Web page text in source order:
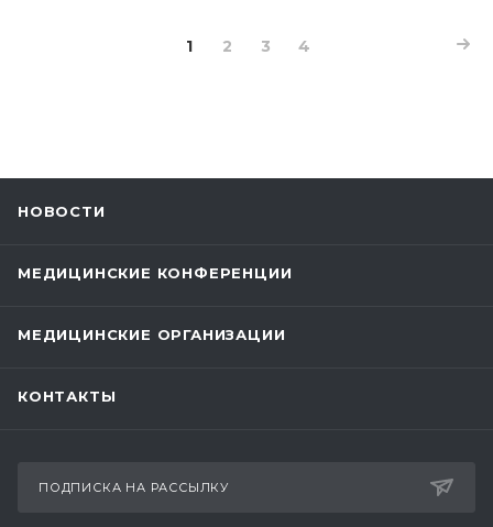
1 2 3 4
НОВОСТИ
МЕДИЦИНСКИЕ КОНФЕРЕНЦИИ
МЕДИЦИНСКИЕ ОРГАНИЗАЦИИ
КОНТАКТЫ
ПОДПИСКА НА РАССЫЛКУ